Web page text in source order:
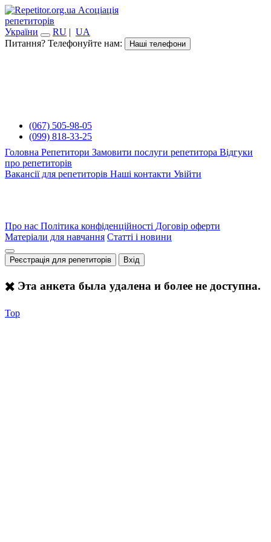
Асоціація
репетиторів
України
RU | UA
Питання? Телефонуйте нам:
Наші телефони
(067) 505-98-05
(099) 818-33-25
Головна Репетитори Замовити послуги репетитора Відгуки
про репетиторів
Вакансії для репетиторів Наші контакти Увійти
Про нас Політика конфіденційності Договір оферти
Матеріали для навчання Статті і новини
Реєстрація для репетиторів Вхід
✖️ Эта анкета была удалена и более не доступна.
Top